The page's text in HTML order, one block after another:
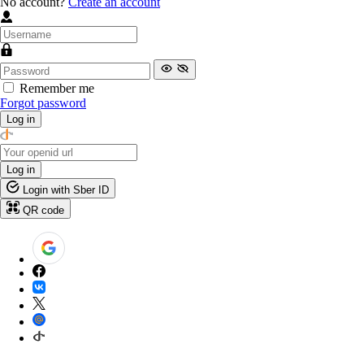
Remember me
Forgot password
Log in
Log in
Login with Sber ID
QR code